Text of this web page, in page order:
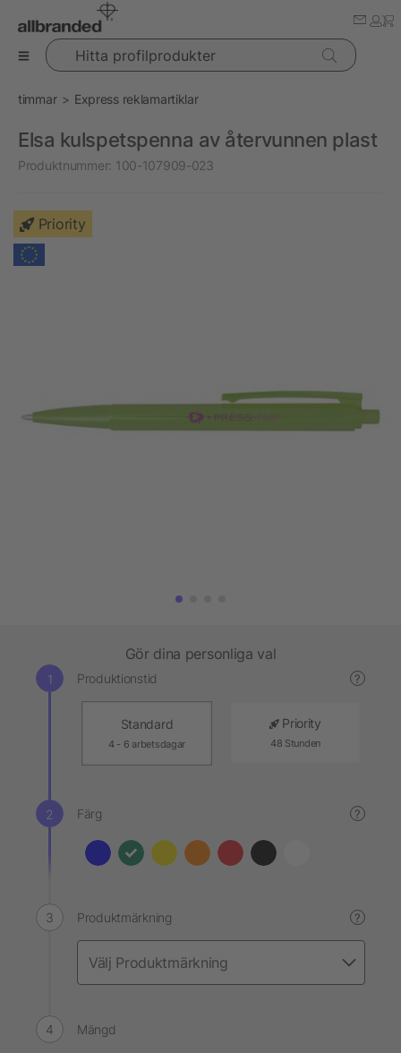
Hitta profilprodukter
timmar Express reklamartiklar
Elsa kulspetspenna av återvunnen plast
Produktnummer: 100-107909-023
Priority
Gör dina personliga val
Produktionstid ?
Standard
4 - 6 arbetsdagar
Priority
48 Stunden
Färg ?
Produktmärkning ?
Mängd